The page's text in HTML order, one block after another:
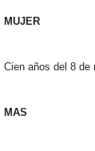
MUJER
Cien años del 8 de
MAS